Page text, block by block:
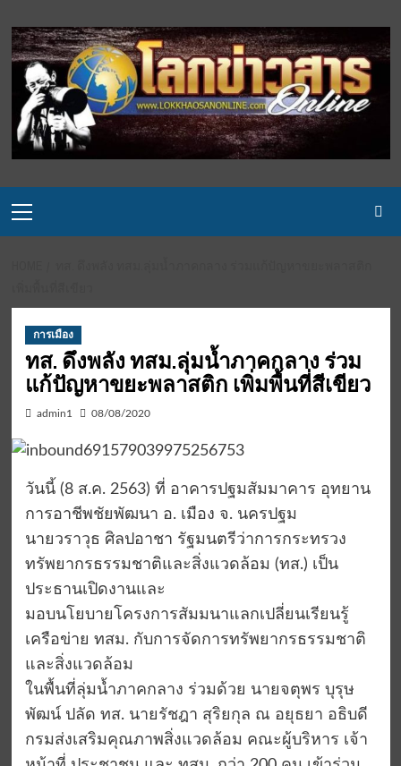
to
content
Menu
การเมือง
ทส. ดึงพลัง ทสม.ลุ่มน้ำภาคกลาง ร่วม
แก้ปัญหาขยะพลาสติก เพิ่มพื้นที่สีเขียว
admin1 08/08/2020
วันนี้ (8 ส.ค. 2563) ที่ อาคารปฐมสัมมาคาร อุทยาน
การอาชีพชัยพัฒนา อ. เมือง จ. นครปฐม
นายวราวุธ ศิลปอาชา รัฐมนตรีว่าการกระทรวง
ทรัพยากรธรรมชาติและสิ่งแวดล้อม (ทส.) เป็น
ประธานเปิดงานและ
มอบนโยบายโครงการสัมมนาแลกเปลี่ยนเรียนรู้
เครือข่าย ทสม. กับการจัดการทรัพยากรธรรมชาติ
และสิ่งแวดล้อม
ในพื้นที่ลุ่มน้ำภาคกลาง ร่วมด้วย นายจตุพร บุรุษ
พัฒน์ ปลัด ทส. นายรัชฎา สุริยกุล ณ อยุธยา อธิบดี
กรมส่งเสริมคุณภาพสิ่งแวดล้อม คณะผู้บริหาร เจ้า